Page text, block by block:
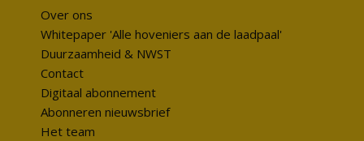
Over ons
Whitepaper 'Alle hoveniers aan de laadpaal'
Duurzaamheid & NWST
Contact
Digitaal abonnement
Abonneren nieuwsbrief
Het team